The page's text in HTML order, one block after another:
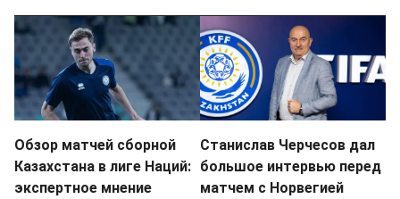
Обзор матчей сборной
Казахстана в лиге Наций:
экспертное мнение
Станислав Черчесов дал
большое интервью перед
матчем с Норвегией